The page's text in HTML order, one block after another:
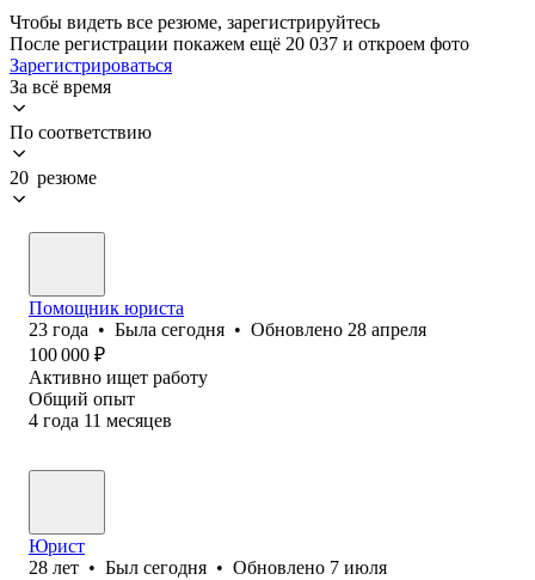
Чтобы видеть все резюме, зарегистрируйтесь
После регистрации покажем ещё 20 037 и откроем фото
Зарегистрироваться
За всё время
По соответствию
20 резюме
Помощник юриста
23 года • Была сегодня • Обновлено 28 апреля
100 000 ₽
Активно ищет работу
Общий опыт
4 года 11 месяцев
Юрист
28 лет • Был сегодня • Обновлено 7 июля